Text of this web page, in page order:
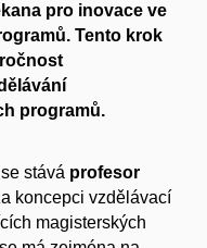
pro inovace ve
Tento krok
programů.
stává profesor
koncepci vzdělávací
magisterských